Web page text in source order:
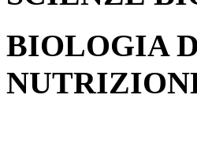
BIOLOGIA